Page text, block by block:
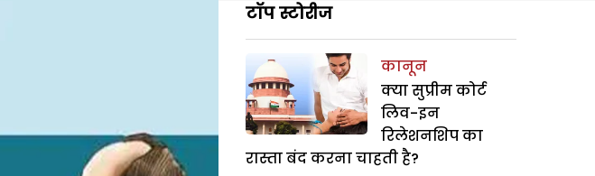
टॉप स्टोरीज
कानून
क्या सुप्रीम कोर्ट
लिव-इन
रिलेशनशिप का
रास्ता बंद करना चाहती है?